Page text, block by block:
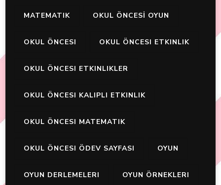
MATEMATIK OKUL ÖNCESİ OYUN
OKUL ÖNCESI OKUL ÖNCESI ETKINLIK
OKUL ÖNCESI ETKINLIKLER
OKUL ÖNCESI KALIPLI ETKINLIK
OKUL ÖNCESI MATEMATIK
OKUL ÖNCESI ÖDEV SAYFASI OYUN
OYUN DERLEMELERI OYUN ÖRNEKLERI